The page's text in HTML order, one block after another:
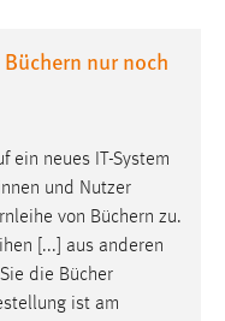
nur noch
ein neues IT-System
und Nutzer
von Büchern zu.
[...] aus anderen
die Bücher
ist am
wird in diesem Cookie